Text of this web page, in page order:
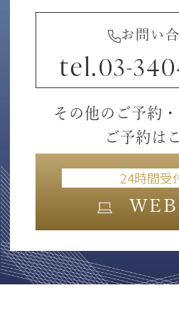
お問い
tel.03-
その他のご予約
ご予約は
24時間受